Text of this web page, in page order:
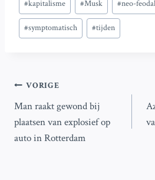
tags:
#kapitalisme #Musk #neo-
#symptomatisch #tijden
Bericht
navigatie
VORIGE
Man raakt gewond bij
plaatsen van explosief op
auto in Rotterdam